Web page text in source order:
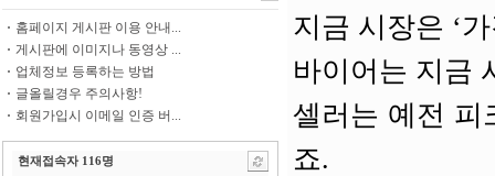
홈페이지 게시판 이용 안내...
게시판에 이미지나 동영상 ...
업체정보 등록하는 방법
글올릴경우 주의사항!
회원가입시 이메일 인증 버...
현재접속자 116명
지금 시장은 ‘
바이어는 지금
셀러는 예전 피
죠.